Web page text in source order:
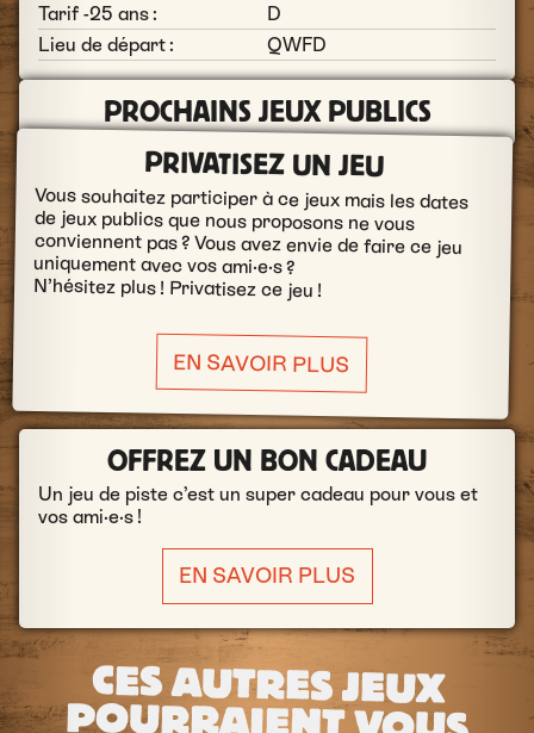
Tarif -25 ans :
D
Lieu de départ :
QWFD
PROCHAINS JEUX PUBLICS
PRIVATISEZ UN JEU
Vous souhaitez participer à ce jeux mais les dates
de jeux publics que nous proposons ne vous
conviennent pas ? Vous avez envie de faire ce jeu
uniquement avec vos ami·e·s ?
N’hésitez plus ! Privatisez ce jeu !
EN SAVOIR PLUS
OFFREZ UN BON CADEAU
Un jeu de piste c’est un super cadeau pour vous et
vos ami·e·s !
EN SAVOIR PLUS
CES AUTRES JEUX
POURRAIENT VOUS